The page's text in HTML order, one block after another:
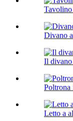
Divano
Il divano
Poltrona
Letto a